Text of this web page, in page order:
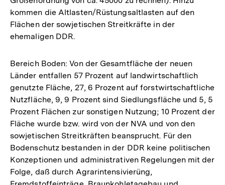
kommen die Altlasten/Rüstungsaltlasten auf den
Flächen der sowjetischen Streitkräfte in der
ehemaligen DDR.
Bereich Boden: Von der Gesamtfläche der neuen
Länder entfallen 57 Prozent auf landwirtschaftlich
genutzte Fläche, 27, 6 Prozent auf forstwirtschaftliche
Nutzfläche, 9, 9 Prozent sind Siedlungsfläche und 5, 5
Prozent Flächen zur sonstigen Nutzung; 10 Prozent der
Fläche wurde bzw. wird von der NVA und von den
sowjetischen Streitkräften beansprucht. Für den
Bodenschutz bestanden in der DDR keine politischen
Konzeptionen und administrativen Regelungen mit der
Folge, daß durch Agrarintensivierüng,